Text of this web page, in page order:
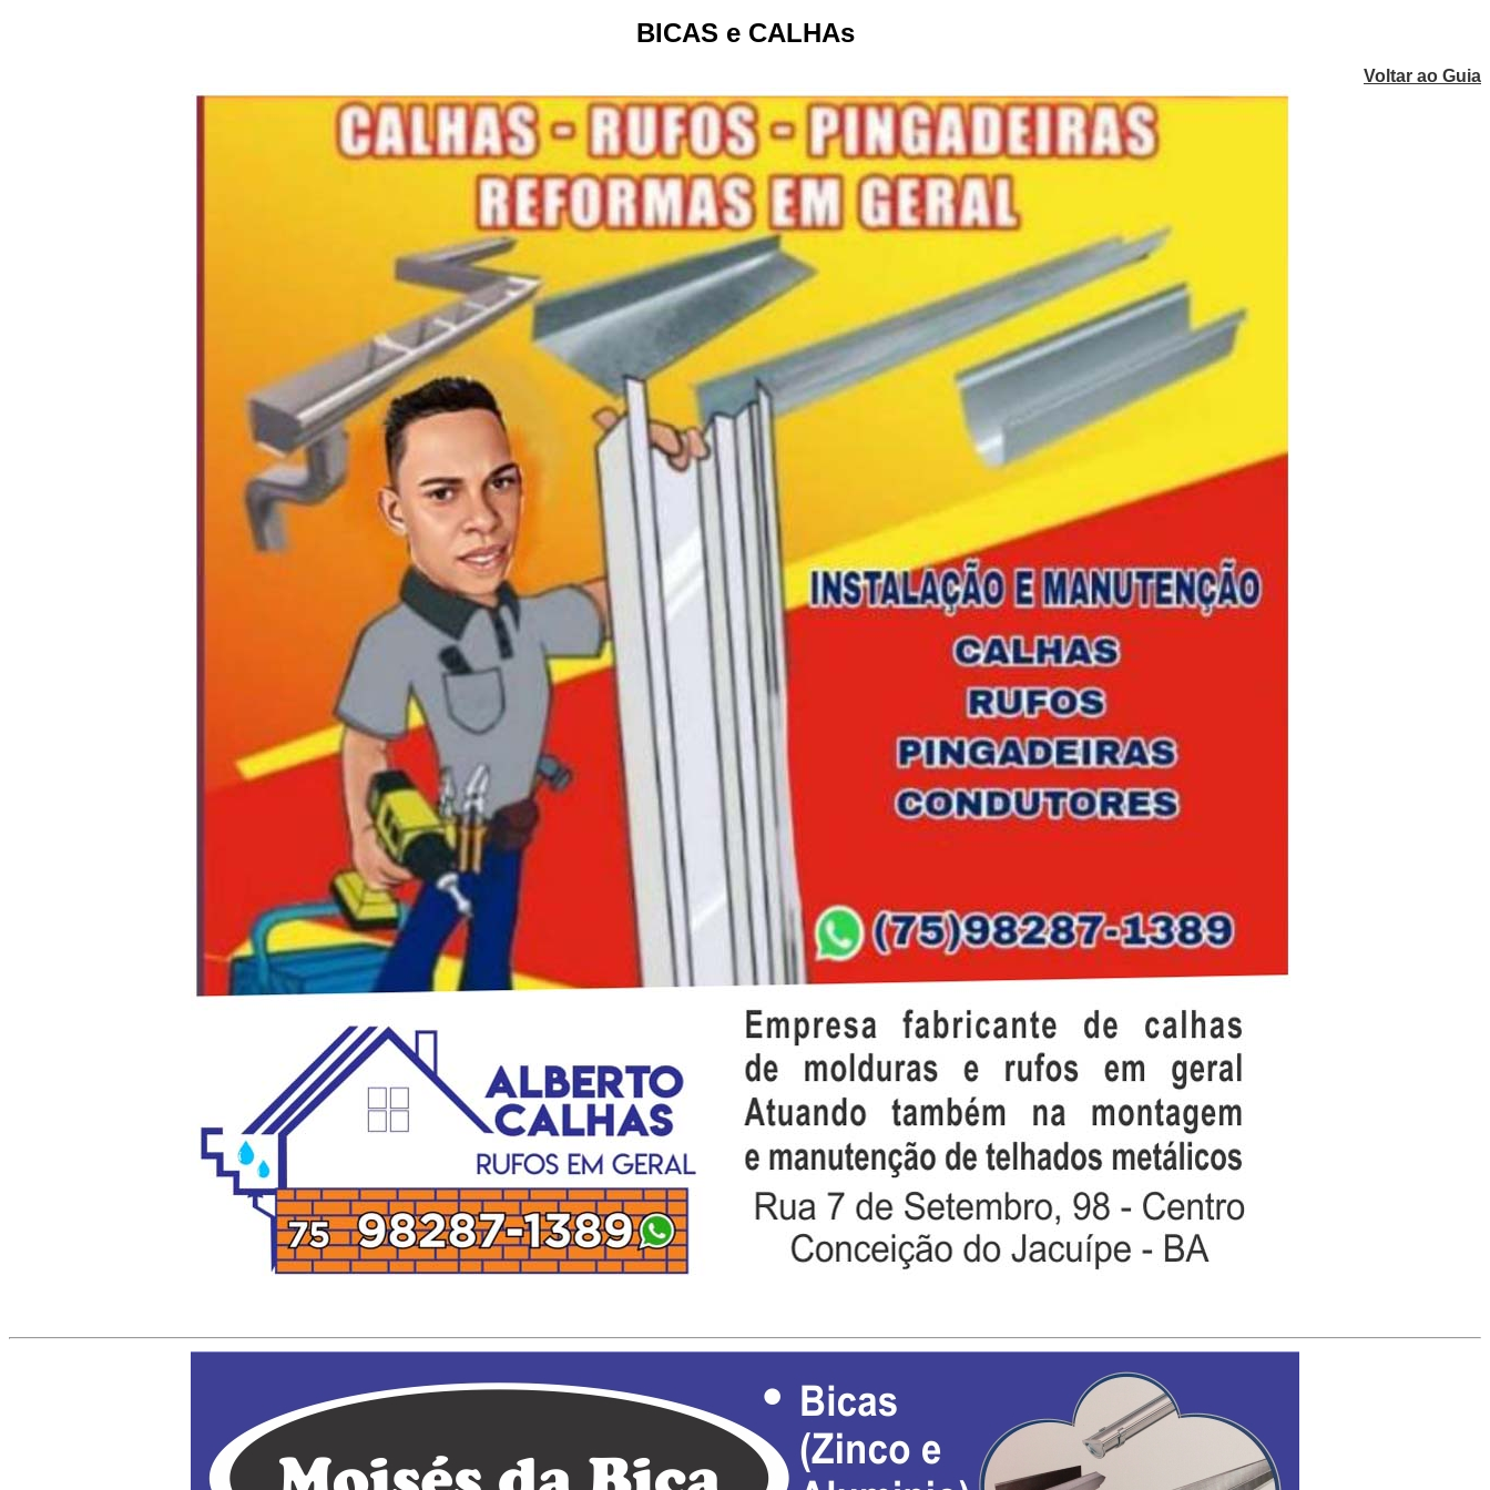
BICAS e CALHAs
Voltar ao Guia